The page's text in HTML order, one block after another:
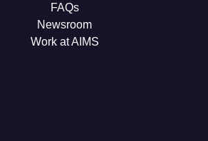
FAQs
Newsroom
Work at AIMS